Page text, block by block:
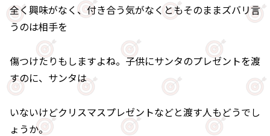
全く興味がなく、付き合う気がなくともそのままズバリ言
うのは相手を
傷つけたりもしますよね。子供にサンタのプレゼントを渡
すのに、サンタは
いないけどクリスマスプレゼントなどと渡す人もどうでし
ょうか。